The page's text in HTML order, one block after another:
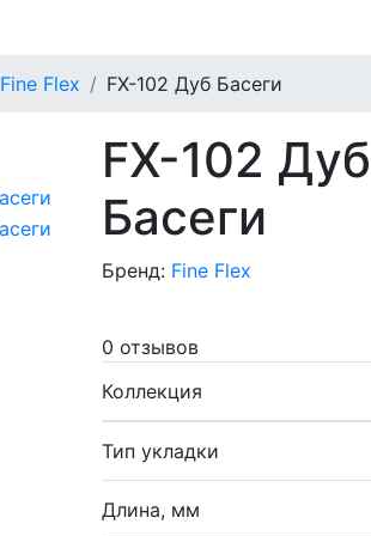
Fine Flex FX-102 Дуб Басеги
FX-102 Дуб
Басеги
Бренд: Fine Flex
0 отзывов
Коллекция
Тип укладки
Длина, мм